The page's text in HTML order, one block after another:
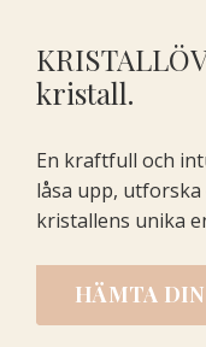
kristall.
En kraftfull och
låsa upp,
kristallens unika
HÄMTA